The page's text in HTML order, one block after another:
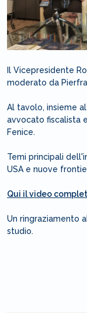
Il Vicepresidente
moderato da
Al tavolo, insieme
avvocato fiscalista
Fenice.
Temi principali
USA e nuove
Qui il video
Un ringraziamento
studio.